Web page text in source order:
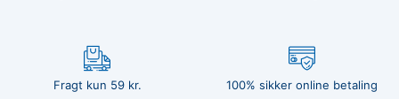
Fragt kun 59 kr. 100% sikker online betaling